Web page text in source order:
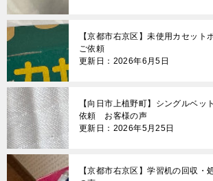
【京都市右京区】未使用カセット
ご依頼
更新日：2026年6月5日
【向日市上植野町】シングルベッ
依頼 お客様の声
更新日：2026年5月25日
【京都市右京区】学習机の回収